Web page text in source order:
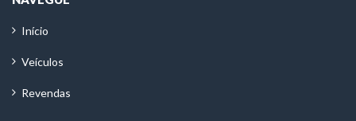
Início
Veículos
Revendas